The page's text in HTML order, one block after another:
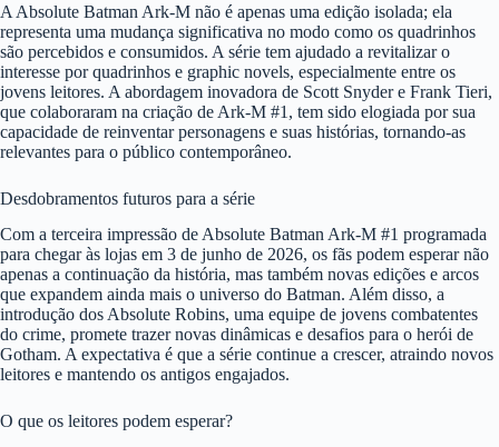
A Absolute Batman Ark-M não é apenas uma edição isolada; ela
representa uma mudança significativa no modo como os quadrinhos
são percebidos e consumidos. A série tem ajudado a revitalizar o
interesse por quadrinhos e graphic novels, especialmente entre os
jovens leitores. A abordagem inovadora de Scott Snyder e Frank Tieri,
que colaboraram na criação de Ark-M #1, tem sido elogiada por sua
capacidade de reinventar personagens e suas histórias, tornando-as
relevantes para o público contemporâneo.
Desdobramentos futuros para a série
Com a terceira impressão de Absolute Batman Ark-M #1 programada
para chegar às lojas em 3 de junho de 2026, os fãs podem esperar não
apenas a continuação da história, mas também novas edições e arcos
que expandem ainda mais o universo do Batman. Além disso, a
introdução dos Absolute Robins, uma equipe de jovens combatentes
do crime, promete trazer novas dinâmicas e desafios para o herói de
Gotham. A expectativa é que a série continue a crescer, atraindo novos
leitores e mantendo os antigos engajados.
O que os leitores podem esperar?